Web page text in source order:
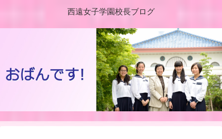
西遠女子学園校長ブログ